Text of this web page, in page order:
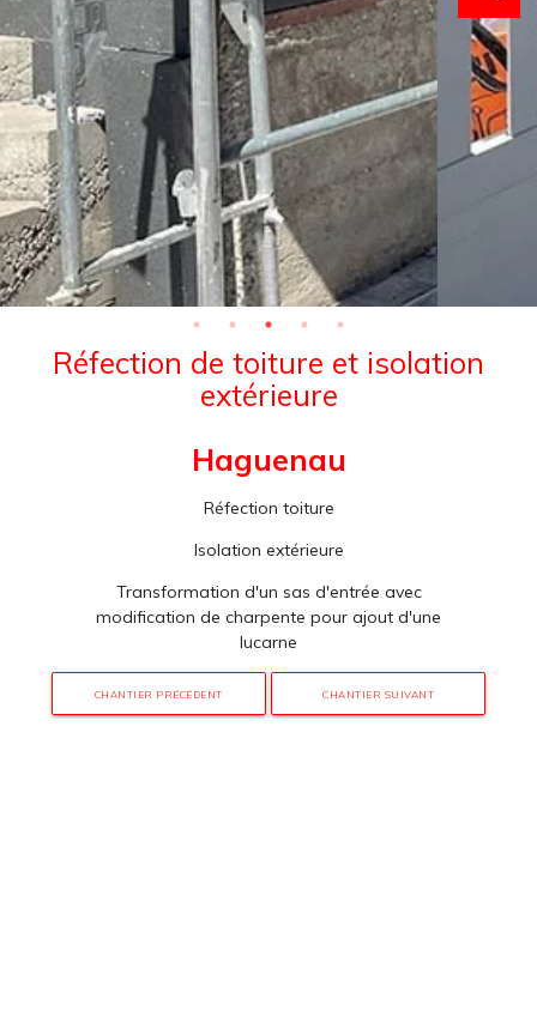
Réfection de toiture et isolation
extérieure
Haguenau
Réfection toiture
Isolation extérieure
Transformation d'un sas d'entrée avec
modification de charpente pour ajout d'une
lucarne
CHANTIER PRÉCÉDENT CHANTIER SUIVANT